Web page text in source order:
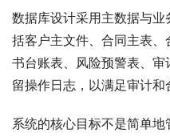
数据库设计采用主数据与
括客户主文件、合同主表
书台账表、风险预警表、
留操作日志，以满足审计和
系统的核心目标不是简单